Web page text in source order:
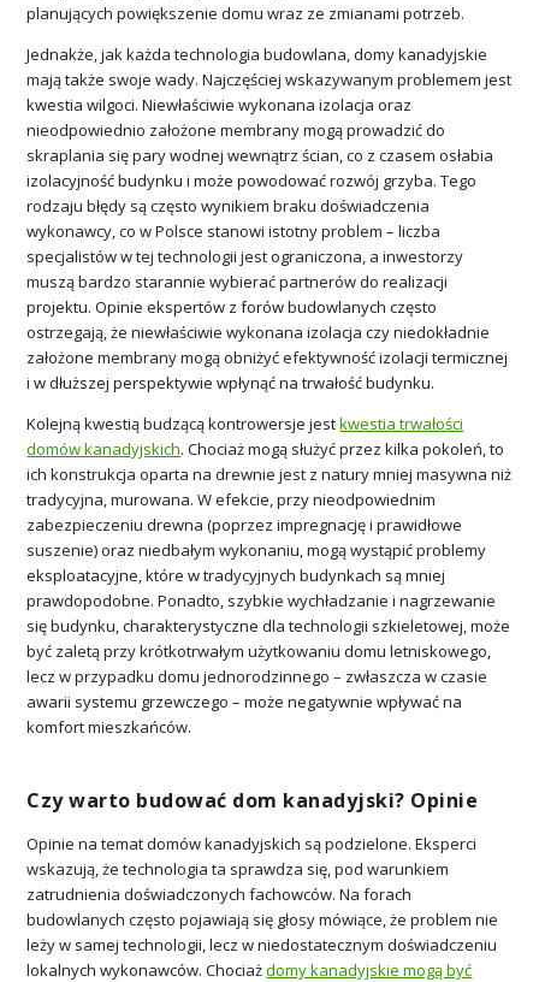
planujących powiększenie domu wraz ze zmianami potrzeb.
Jednakże, jak każda technologia budowlana, domy kanadyjskie
mają także swoje wady. Najczęściej wskazywanym problemem jest
kwestia wilgoci. Niewłaściwie wykonana izolacja oraz
nieodpowiednio założone membrany mogą prowadzić do
skraplania się pary wodnej wewnątrz ścian, co z czasem osłabia
izolacyjność budynku i może powodować rozwój grzyba. Tego
rodzaju błędy są często wynikiem braku doświadczenia
wykonawcy, co w Polsce stanowi istotny problem – liczba
specjalistów w tej technologii jest ograniczona, a inwestorzy
muszą bardzo starannie wybierać partnerów do realizacji
projektu. Opinie ekspertów z forów budowlanych często
ostrzegają, że niewłaściwie wykonana izolacja czy niedokładnie
założone membrany mogą obniżyć efektywność izolacji termicznej
i w dłuższej perspektywie wpłynąć na trwałość budynku.
Kolejną kwestią budzącą kontrowersje jestkwestia trwałości
domów kanadyjskich. Chociaż mogą służyć przez kilka pokoleń, to
ich konstrukcja oparta na drewnie jest z natury mniej masywna niż
tradycyjna, murowana. W efekcie, przy nieodpowiednim
zabezpieczeniu drewna (poprzez impregnację i prawidłowe
suszenie) oraz niedbałym wykonaniu, mogą wystąpić problemy
eksploatacyjne, które w tradycyjnych budynkach są mniej
prawdopodobne. Ponadto, szybkie wychładzanie i nagrzewanie
się budynku, charakterystyczne dla technologii szkieletowej, może
być zaletą przy krótkotrwałym użytkowaniu domu letniskowego,
lecz w przypadku domu jednorodzinnego – zwłaszcza w czasie
awarii systemu grzewczego – może negatywnie wpływać na
komfort mieszkańców.
Czy warto budować dom kanadyjski? Opinie
Opinie na temat domów kanadyjskich są podzielone. Eksperci
wskazują, że technologia ta sprawdza się, pod warunkiem
zatrudnienia doświadczonych fachowców. Na forach
budowlanych często pojawiają się głosy mówiące, że problem nie
leży w samej technologii, lecz w niedostatecznym doświadczeniu
lokalnych wykonawców. Chociażdomy kanadyjskie mogą być